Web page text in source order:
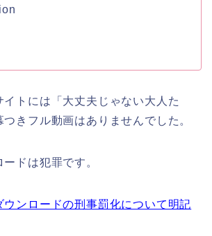
トには「大丈夫じゃない大人た
きフル動画はありませんでした。
ドは犯罪です。
ウンロードの刑事罰化について明記